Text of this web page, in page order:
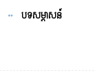
បទសម្ភាសន៍